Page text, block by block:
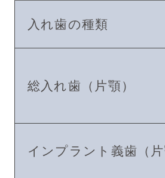
入れ歯の種類
総入れ歯（片顎）
インプラント義歯（片